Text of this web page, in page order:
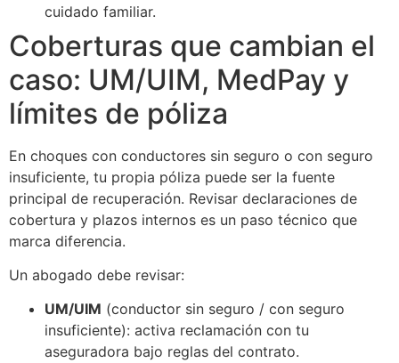
cuidado familiar.
Coberturas que cambian el
caso: UM/UIM, MedPay y
límites de póliza
En choques con conductores sin seguro o con seguro
insuficiente, tu propia póliza puede ser la fuente
principal de recuperación. Revisar declaraciones de
cobertura y plazos internos es un paso técnico que
marca diferencia.
Un abogado debe revisar:
UM/UIM (conductor sin seguro / con seguro
insuficiente): activa reclamación con tu
aseguradora bajo reglas del contrato.